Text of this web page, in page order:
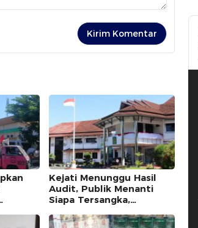
Kejati Menunggu Hasil
Audit, Publik Menanti
Siapa Tersangka,
Sudah Diperiksa